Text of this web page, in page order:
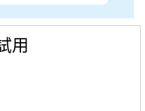
用